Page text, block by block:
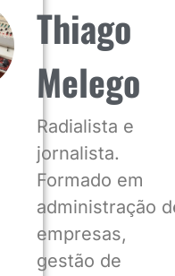
Thiago
Melego
Radialista e
jornalista.
Formado em
administração
empresas,
gestão de